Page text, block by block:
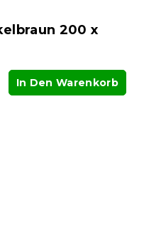
200 x
In Den Warenkorb